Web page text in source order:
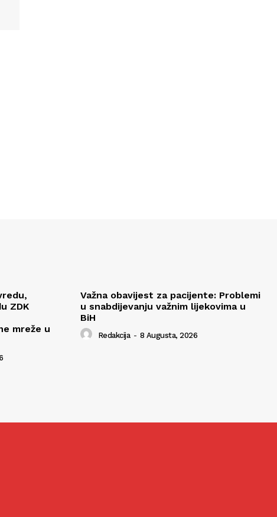
ZDK
mreže u
Važna obavijest za pacijente: Problemi
u snabdijevanju važnim lijekovima u
BiH
Redakcija - 8 Augusta, 2026